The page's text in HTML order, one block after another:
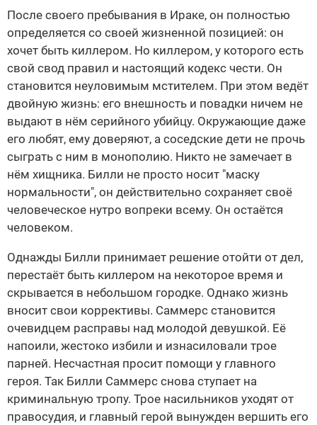
После своего пребывания в Ираке, он полностью
определяется со своей жизненной позицией: он
хочет быть киллером. Но киллером, у которого есть
свой свод правил и настоящий кодекс чести. Он
становится неуловимым мстителем. При этом ведёт
двойную жизнь: его внешность и повадки ничем не
выдают в нём серийного убийцу. Окружающие даже
его любят, ему доверяют, а соседские дети не прочь
сыграть с ним в монополию. Никто не замечает в
нём хищника. Билли не просто носит "маску
нормальности", он действительно сохраняет своё
человеческое нутро вопреки всему. Он остаётся
человеком.
Однажды Билли принимает решение отойти от дел,
перестаёт быть киллером на некоторое время и
скрывается в небольшом городке. Однако жизнь
вносит свои коррективы. Саммерс становится
очевидцем расправы над молодой девушкой. Её
напоили, жестоко избили и изнасиловали трое
парней. Несчастная просит помощи у главного
героя. Так Билли Саммерс снова ступает на
криминальную тропу. Трое насильников уходят от
правосудия, и главный герой вынужден вершить его